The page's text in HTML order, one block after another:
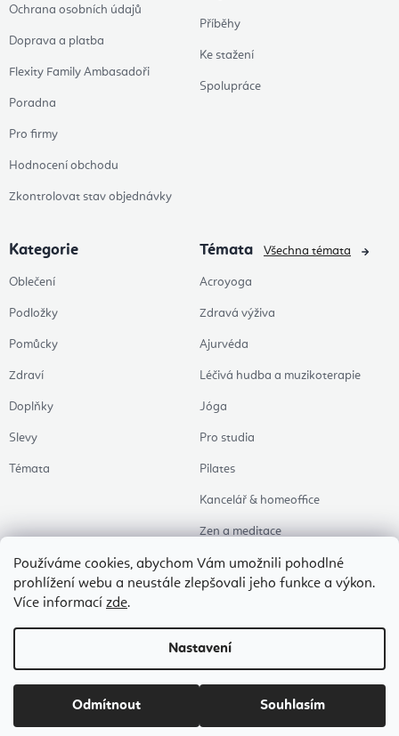
Používáme cookies, abychom Vám umožnili pohodlné
prohlížení webu a neustále zlepšovali jeho funkce a výkon.
Více informací zde.
Nastavení
Odmítnout Souhlasím
Ochrana osobních údajů
Doprava a platba
Flexity Family Ambasadoři
Poradna
Pro firmy
Hodnocení obchodu
Zkontrolovat stav objednávky
Příběhy
Ke stažení
Spolupráce
Kategorie
Oblečení
Podložky
Pomůcky
Zdraví
Doplňky
Slevy
Témata
Témata
Acroyoga
Zdravá výživa
Ajurvéda
Léčivá hudba a muzikoterapie
Jóga
Pro studia
Pilates
Kancelář & homeoffice
Zen a meditace
Aromaterapie
Zdravý spánek
Naše oblíbené
Všechna témata
Vytvořil Shoptet Premium
cookies